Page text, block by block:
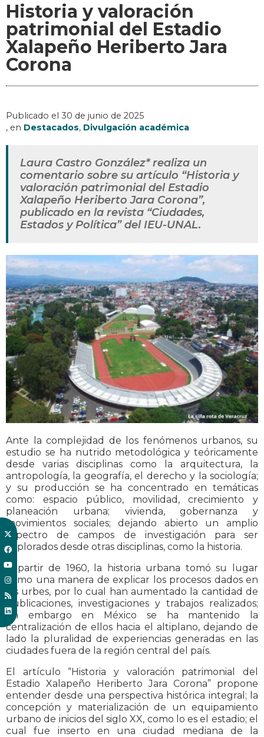
Historia y valoración
patrimonial del Estadio
Xalapeño Heriberto Jara
Corona
Publicado el 30 de junio de 2025
, en Destacados, Divulgación académica
Laura Castro González* realiza un
comentario sobre su artículo “Historia y
valoración patrimonial del Estadio
Xalapeño Heriberto Jara Corona”,
publicado en la revista “Ciudades,
Estados y Política” del IEU-UNAL.
Ante la complejidad de los fenómenos urbanos, su
estudio se ha nutrido metodológica y teóricamente
desde varias disciplinas como la arquitectura, la
antropología, la geografía, el derecho y la sociología;
y su producción se ha concentrado en temáticas
como: espacio público, movilidad, crecimiento y
planeación urbana; vivienda, gobernanza y
movimientos sociales; dejando abierto un amplio
espectro de campos de investigación para ser
explorados desde otras disciplinas, como la historia.
A partir de 1960, la historia urbana tomó su lugar
como una manera de explicar los procesos dados en
las urbes, por lo cual han aumentado la cantidad de
publicaciones, investigaciones y trabajos realizados;
sin embargo en México se ha mantenido la
centralización de ellos hacia el altiplano, dejando de
lado la pluralidad de experiencias generadas en las
ciudades fuera de la región central del país.
El artículo “Historia y valoración patrimonial del
Estadio Xalapeño Heriberto Jara Corona” propone
entender desde una perspectiva histórica integral; la
concepción y materialización de un equipamiento
urbano de inicios del siglo XX, como lo es el estadio; el
cual fue inserto en una ciudad mediana de la